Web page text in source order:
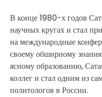
В конце 1980-х годов
научных кругах и стал
на международные
своему обширному
ясному образованию,
коллег и стал одним из
политологов в России.